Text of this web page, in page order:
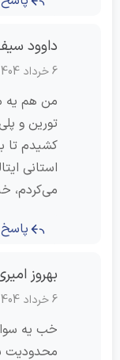
داوود سیف‌اللهی
من هم یه مدت
تورین و پلی
کشیدم تا
استانی ایتالیا
می‌کردم، خیلی
پاسخ
بهروز امیری
خب یه سوال پیش
محدودیت سنی